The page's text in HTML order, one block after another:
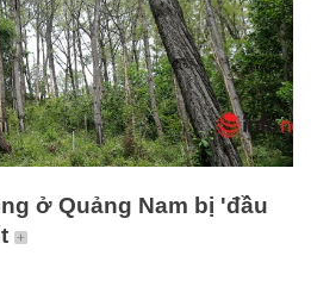
ở Quảng Nam bị 'đầu